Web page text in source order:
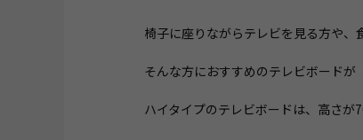
椅子に座りながらテレビを見る方や、
そんな方におすすめのテレビボードが
ハイタイプのテレビボードは、高さ